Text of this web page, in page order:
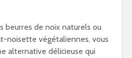
beurres de noix naturels ou
noisette végétaliennes, vous
alternative délicieuse qui